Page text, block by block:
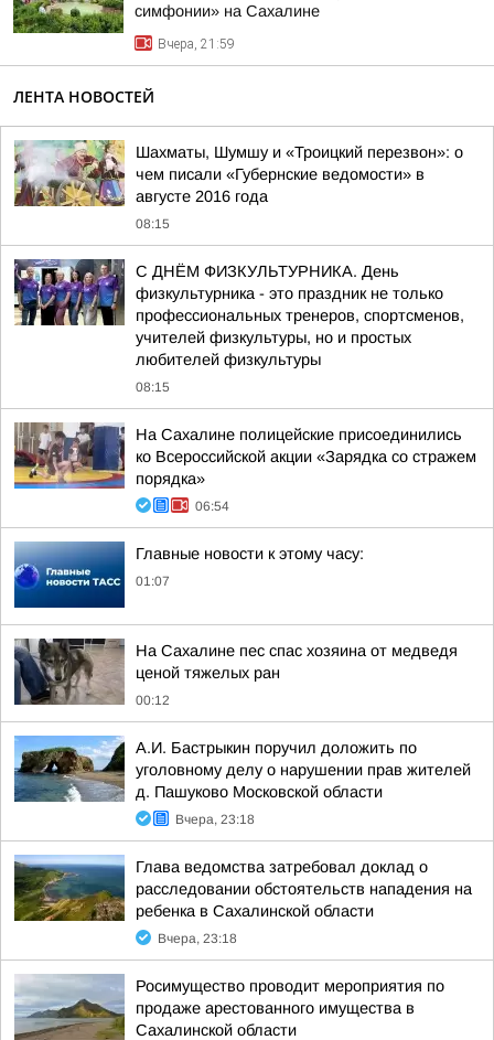
симфонии» на Сахалине
Вчера, 21:59
ЛЕНТА НОВОСТЕЙ
Шахматы, Шумшу и «Троицкий перезвон»: о
чем писали «Губернские ведомости» в
августе 2016 года
08:15
С ДНЁМ ФИЗКУЛЬТУРНИКА. День
физкультурника - это праздник не только
профессиональных тренеров, спортсменов,
учителей физкультуры, но и простых
любителей физкультуры
08:15
На Сахалине полицейские присоединились
ко Всероссийской акции «Зарядка со стражем
порядка»
06:54
Главные новости к этому часу:
01:07
На Сахалине пес спас хозяина от медведя
ценой тяжелых ран
00:12
А.И. Бастрыкин поручил доложить по
уголовному делу о нарушении прав жителей
д. Пашуково Московской области
Вчера, 23:18
Глава ведомства затребовал доклад о
расследовании обстоятельств нападения на
ребенка в Сахалинской области
Вчера, 23:18
Росимущество проводит мероприятия по
продаже арестованного имущества в
Сахалинской области